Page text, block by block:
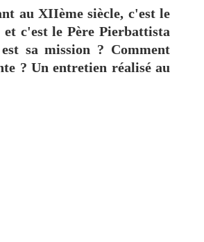
au XIIème siècle, c'est le
c'est le Père Pierbattista
sa mission ? Comment
? Un entretien réalisé au